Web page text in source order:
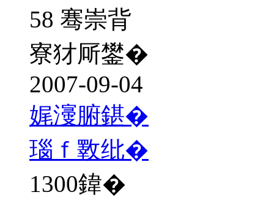
58 骞崇背
寮犲厛鐢�
2007-09-04
娓濅腑鍖�
瑙ｆ斁纰�
1300鍏�